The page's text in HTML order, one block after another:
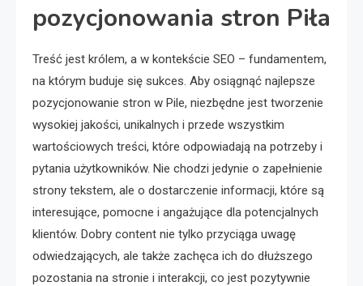
pozycjonowania stron Piła
Treść jest królem, a w kontekście SEO – fundamentem,
na którym buduje się sukces. Aby osiągnąć najlepsze
pozycjonowanie stron w Pile, niezbędne jest tworzenie
wysokiej jakości, unikalnych i przede wszystkim
wartościowych treści, które odpowiadają na potrzeby i
pytania użytkowników. Nie chodzi jedynie o zapełnienie
strony tekstem, ale o dostarczenie informacji, które są
interesujące, pomocne i angażujące dla potencjalnych
klientów. Dobry content nie tylko przyciąga uwagę
odwiedzających, ale także zachęca ich do dłuższego
pozostania na stronie i interakcji, co jest pozytywnie